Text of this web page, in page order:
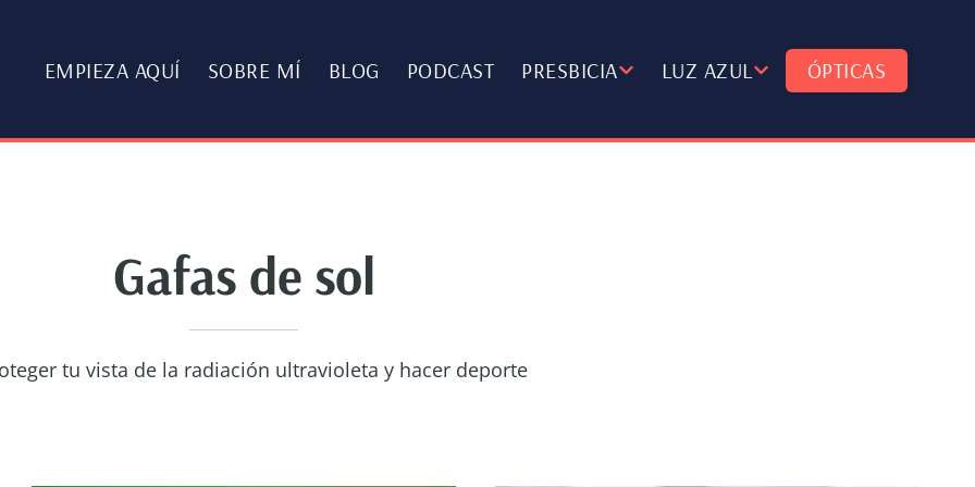
EMPIEZA AQUÍ SOBRE MÍ BLOG PODCAST PRESBICIA LUZ AZUL ÓPTICAS
Gafas de sol
tu vista de la radiación ultravioleta y hacer deporte